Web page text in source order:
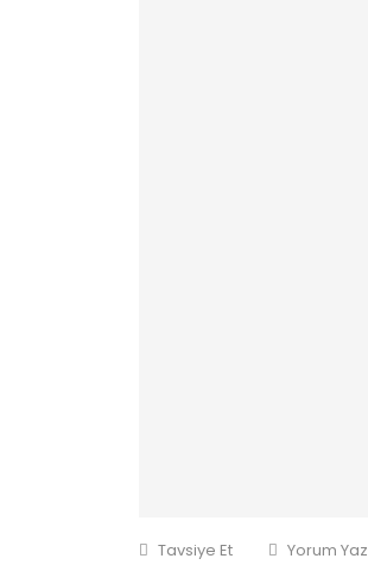
Tavsiye Et Yorum Yaz